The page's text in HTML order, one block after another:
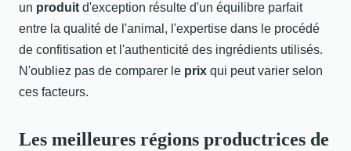
un produit d'exception résulte d'un équilibre parfait
entre la qualité de l'animal, l'expertise dans le procédé
de confitisation et l'authenticité des ingrédients utilisés.
N'oubliez pas de comparer le prix qui peut varier selon
ces facteurs.
Les meilleures régions productrices de